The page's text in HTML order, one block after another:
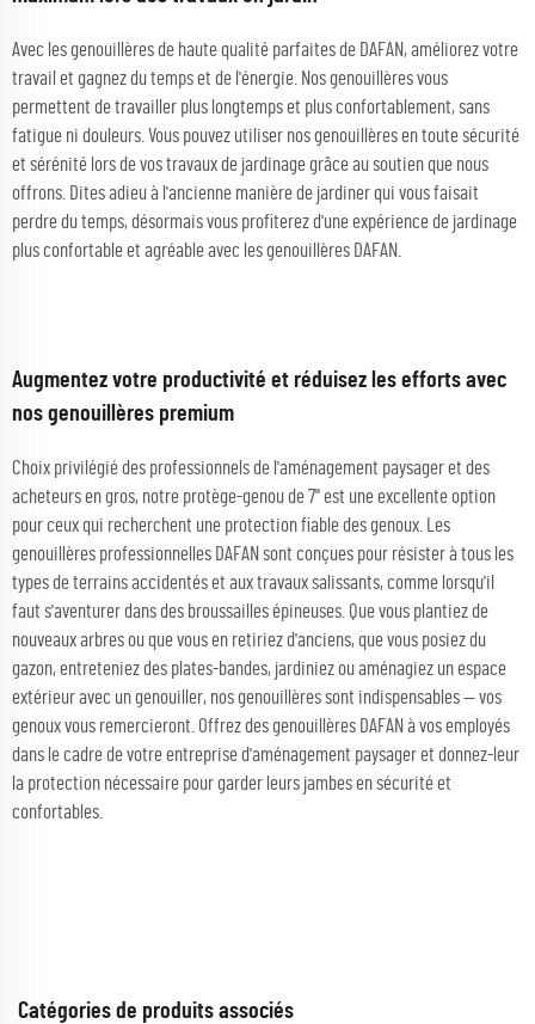
Avec les genouillères de haute qualité parfaites de DAFAN, améliorez votre
travail et gagnez du temps et de l'énergie. Nos genouillères vous
permettent de travailler plus longtemps et plus confortablement, sans
fatigue ni douleurs. Vous pouvez utiliser nos genouillères en toute sécurité
et sérénité lors de vos travaux de jardinage grâce au soutien que nous
offrons. Dites adieu à l'ancienne manière de jardiner qui vous faisait
perdre du temps, désormais vous profiterez d'une expérience de jardinage
plus confortable et agréable avec les genouillères DAFAN.
Augmentez votre productivité et réduisez les efforts avec
nos genouillères premium
Choix privilégié des professionnels de l'aménagement paysager et des
acheteurs en gros, notre protège-genou de 7" est une excellente option
pour ceux qui recherchent une protection fiable des genoux. Les
genouillères professionnelles DAFAN sont conçues pour résister à tous les
types de terrains accidentés et aux travaux salissants, comme lorsqu'il
faut s'aventurer dans des broussailles épineuses. Que vous plantiez de
nouveaux arbres ou que vous en retiriez d'anciens, que vous posiez du
gazon, entreteniez des plates-bandes, jardiniez ou aménagiez un espace
extérieur avec un genouiller, nos genouillères sont indispensables — vos
genoux vous remercieront. Offrez des genouillères DAFAN à vos employés
dans le cadre de votre entreprise d'aménagement paysager et donnez-leur
la protection nécessaire pour garder leurs jambes en sécurité et
confortables.
Catégories de produits associés